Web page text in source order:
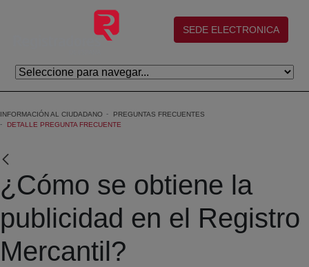
Eduki nagusira joan
(abre en nueva ventana)
SEDE ELECTRONICA
INFORMACIÓN AL CIUDADANO
PREGUNTAS FRECUENTES
DETALLE PREGUNTA FRECUENTE
¿Cómo se obtiene la
publicidad en el Registro
Mercantil?